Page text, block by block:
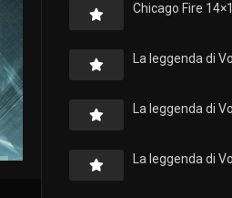
Chicago Fire
La leggenda di
La leggenda di
La leggenda di